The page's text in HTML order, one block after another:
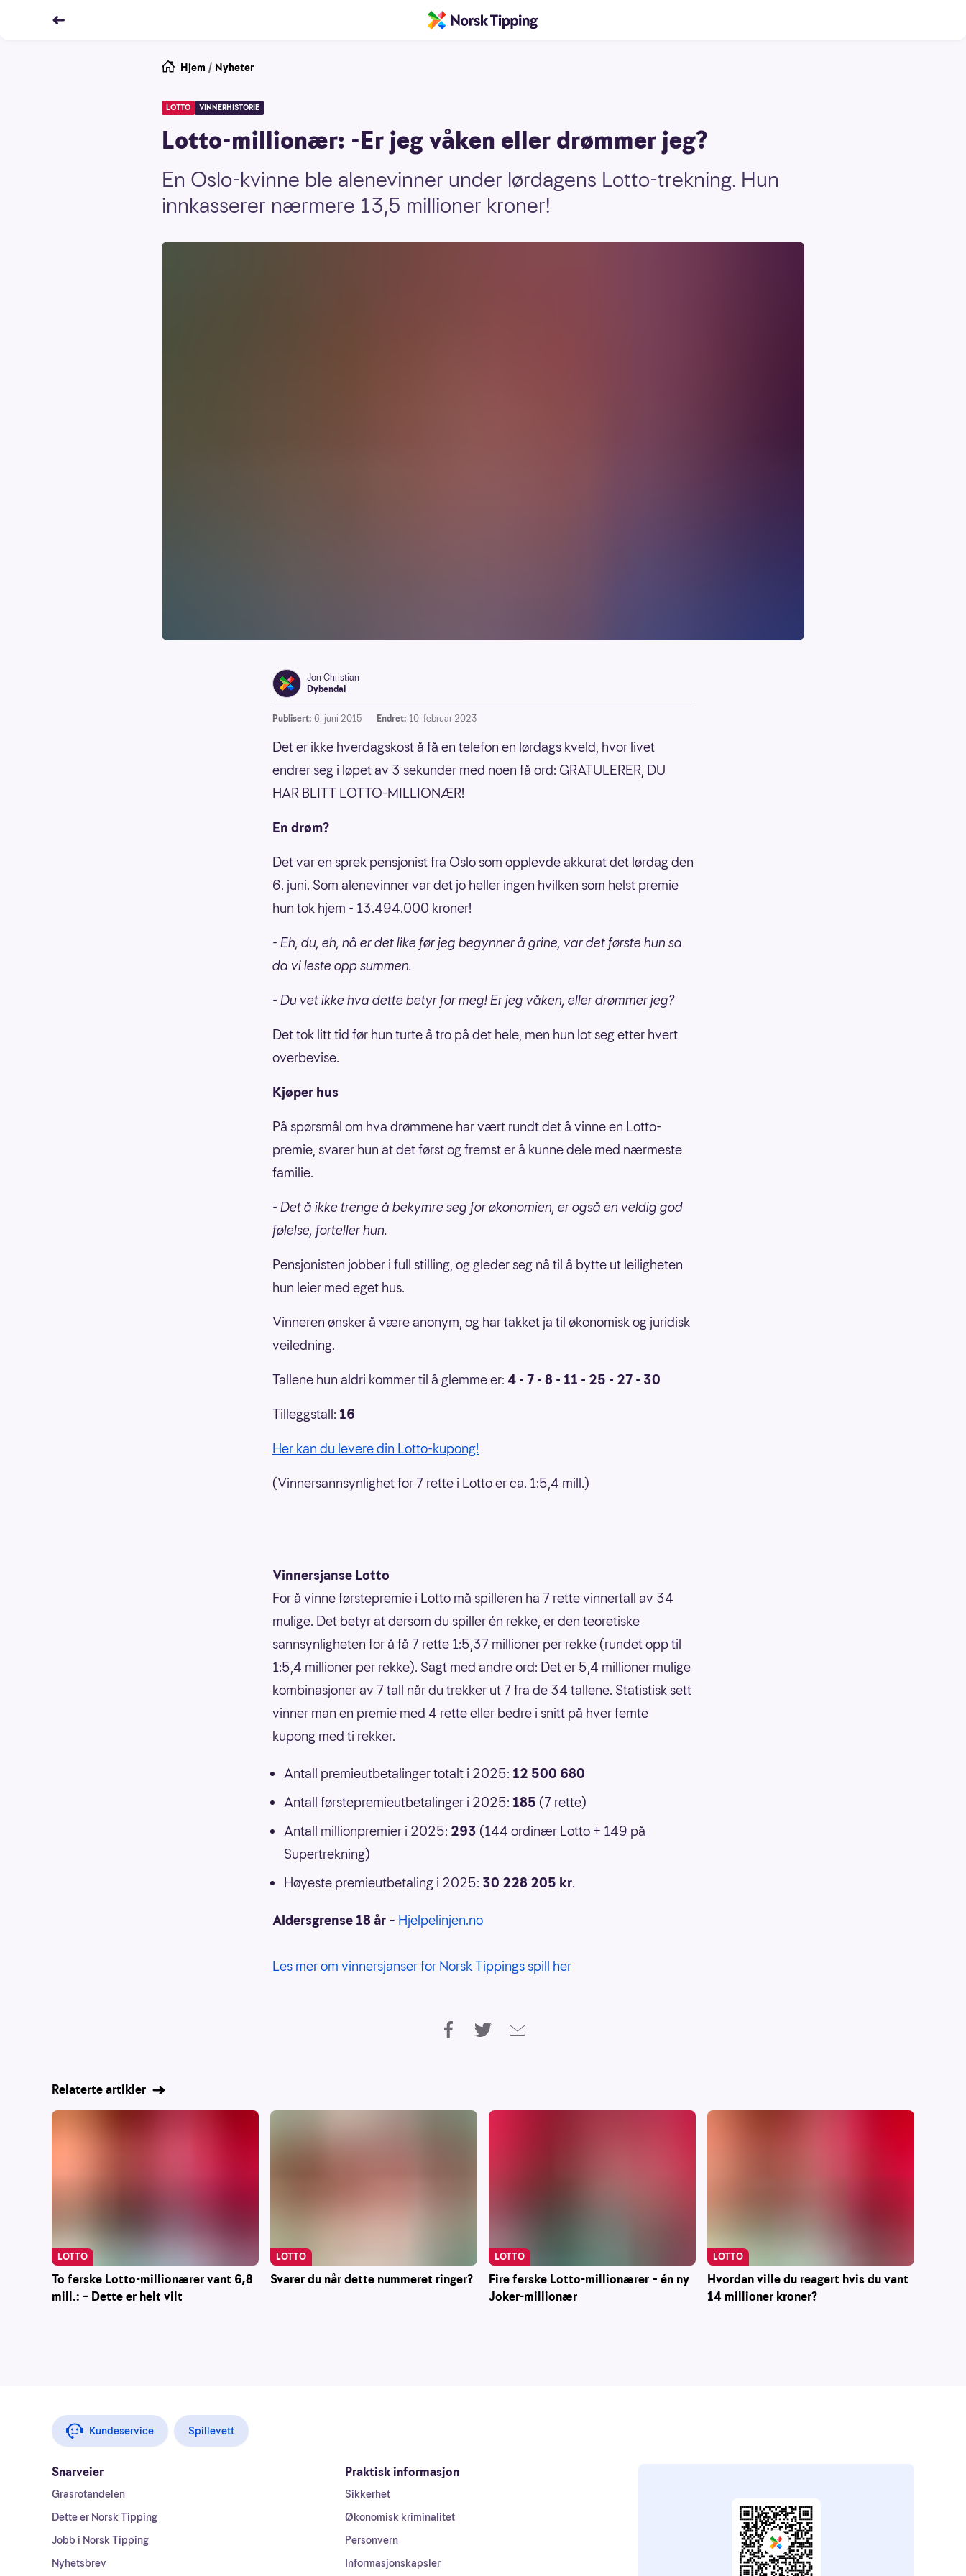
Hjem / Nyheter
LOTTO VINNERHISTORIE
Lotto-millionær: -Er jeg våken eller drømmer jeg?
En Oslo-kvinne ble alenevinner under lørdagens Lotto-trekning. Hun
innkasserer nærmere 13,5 millioner kroner!
Jon Christian
Dybendal
Publisert: 6. juni 2015 Endret: 10. februar 2023
Det er ikke hverdagskost å få en telefon en lørdags kveld, hvor livet
endrer seg i løpet av 3 sekunder med noen få ord: GRATULERER, DU
HAR BLITT LOTTO-MILLIONÆR!
En drøm?
Det var en sprek pensjonist fra Oslo som opplevde akkurat det lørdag den
6. juni. Som alenevinner var det jo heller ingen hvilken som helst premie
hun tok hjem - 13.494.000 kroner!
- Eh, du, eh, nå er det like før jeg begynner å grine, var det første hun sa
da vi leste opp summen.
- Du vet ikke hva dette betyr for meg! Er jeg våken, eller drømmer jeg?
Det tok litt tid før hun turte å tro på det hele, men hun lot seg etter hvert
overbevise.
Kjøper hus
På spørsmål om hva drømmene har vært rundt det å vinne en Lotto-
premie, svarer hun at det først og fremst er å kunne dele med nærmeste
familie.
- Det å ikke trenge å bekymre seg for økonomien, er også en veldig god
følelse, forteller hun.
Pensjonisten jobber i full stilling, og gleder seg nå til å bytte ut leiligheten
hun leier med eget hus.
Vinneren ønsker å være anonym, og har takket ja til økonomisk og juridisk
veiledning.
Tallene hun aldri kommer til å glemme er: 4 - 7 - 8 - 11 - 25 - 27 - 30
Tilleggstall: 16
Her kan du levere din Lotto-kupong!
(Vinnersannsynlighet for 7 rette i Lotto er ca. 1:5,4 mill.)
Vinnersjanse Lotto
For å vinne førstepremie i Lotto må spilleren ha 7 rette vinnertall av 34
mulige. Det betyr at dersom du spiller én rekke, er den teoretiske
sannsynligheten for å få 7 rette 1:5,37 millioner per rekke (rundet opp til
1:5,4 millioner per rekke). Sagt med andre ord: Det er 5,4 millioner mulige
kombinasjoner av 7 tall når du trekker ut 7 fra de 34 tallene. Statistisk sett
vinner man en premie med 4 rette eller bedre i snitt på hver femte
kupong med ti rekker.
Antall premieutbetalinger totalt i 2025: 12 500 680
Antall førstepremieutbetalinger i 2025: 185 (7 rette)
Antall millionpremier i 2025: 293 (144 ordinær Lotto + 149 på
Supertrekning)
Høyeste premieutbetaling i 2025: 30 228 205 kr.
Aldersgrense 18 år – Hjelpelinjen.no
Les mer om vinnersjanser for Norsk Tippings spill her
Relaterte artikler
To ferske Lotto-millionærer vant 6,8
mill.: – Dette er helt vilt
LOTTO
Svarer du når dette nummeret ringer?
LOTTO
Fire ferske Lotto-millionærer – én ny
Joker-millionær
LOTTO
Hvordan ville du reagert hvis du vant
14 millioner kroner?
LOTTO
Kundeservice Spillevett
Snarveier
Grasrotandelen
Dette er Norsk Tipping
Jobb i Norsk Tipping
Nyhetsbrev
Praktisk informasjon
Sikkerhet
Økonomisk kriminalitet
Personvern
Informasjonskapsler